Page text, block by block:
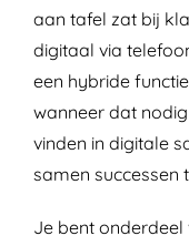
aan tafel zat bij
digitaal via
een hybride
wanneer dat
vinden in digitale
samen successen
Je bent